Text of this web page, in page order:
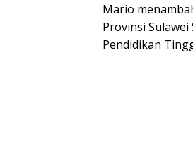
Mario
Provinsi
Pendidikan